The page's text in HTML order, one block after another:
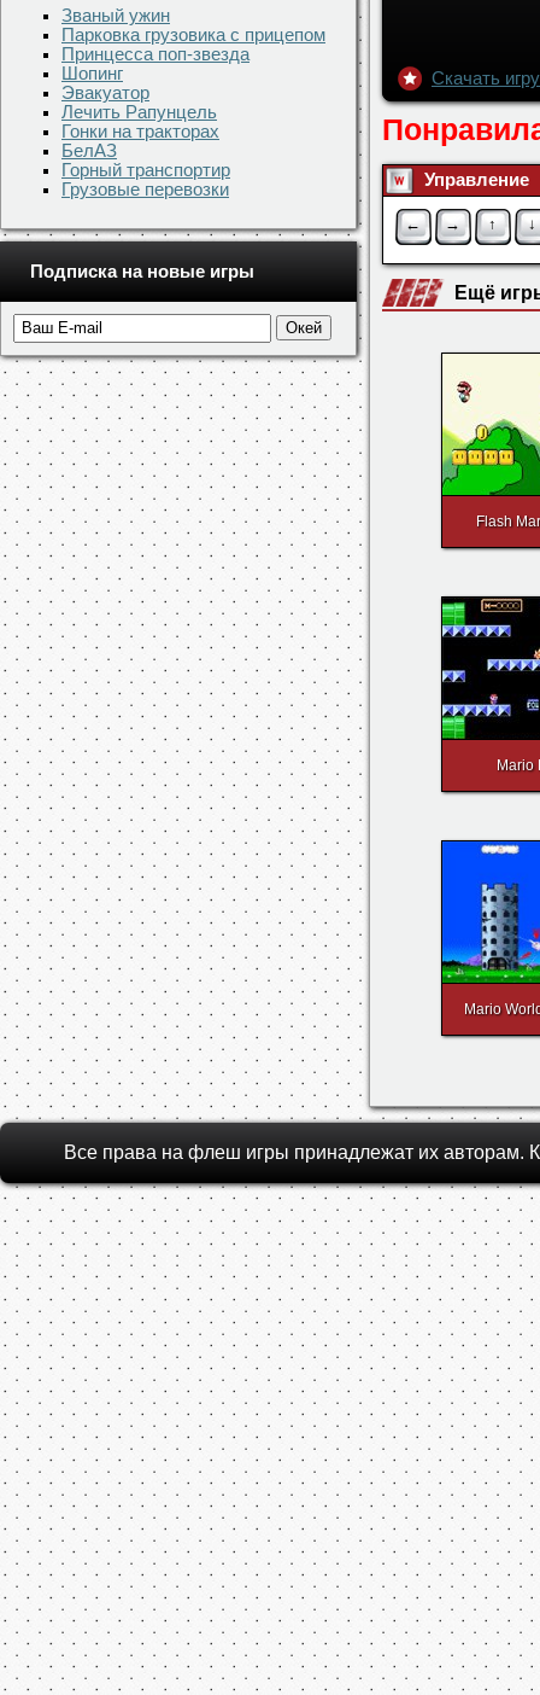
Званый ужин
Парковка грузовика с прицепом
Принцесса поп-звезда
Шопинг
Эвакуатор
Лечить Рапунцель
Гонки на тракторах
БелАЗ
Горный транспортир
Грузовые перевозки
Подписка на новые игры
Скачать
Управление
← → ↑ ↓
Ещё
Flash
Mario
Mario
Все права на флеш игры принадлежат их авторам.